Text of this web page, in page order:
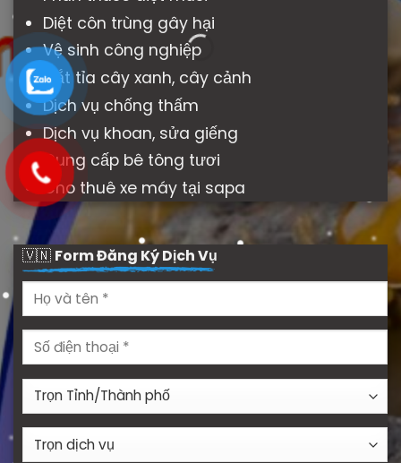
Diệt côn trùng gây hại
Vệ sinh công nghiệp
Cắt tỉa cây xanh, cây cảnh
Dịch vụ chống thấm
Dịch vụ khoan, sửa giếng
Cung cấp bê tông tươi
Cho thuê xe máy tại sapa
🇻🇳 Form Đăng Ký Dịch Vụ